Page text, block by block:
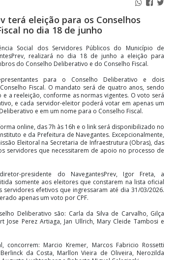
terá eleição para os Conselhos
no dia 18 de junho
Social dos Servidores Públicos do Município de
realizará no dia 18 de junho a eleição para
do Conselho Deliberativo e do Conselho Fiscal.
para o Conselho Deliberativo e dois
Fiscal. O mandato será de quatro anos, sendo
a reeleição, conforme as normas vigentes. O voto será
e cada servidor-eleitor poderá votar em apenas um
e em um nome para o Conselho Fiscal.
online, das 7h às 16h e o link será disponibilizado no
e da Prefeitura de Navegantes. Excepcionalmente,
Eleitoral na Secretaria de Infraestrutura (Obras), das
servidores que necessitarem de apoio no processo de
presidente do NavegantesPrev, Igor Freta, a
somente aos eleitores que constarem na lista oficial
servidores efetivos que ingressaram até dia 31/03/2026.
apenas um voto por CPF.
Deliberativo são: Carla da Silva de Carvalho, Gilça
Jose Perez Artiaga, Jan Ullrich, Mary Cleide Tambosi e
concorrem: Marcio Kremer, Marcos Fabricio Rossetti
da Costa, Marllon Vieira de Oliveira, Nerozilda